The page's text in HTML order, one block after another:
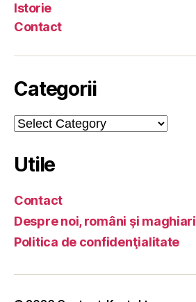
Istorie
Contact
Categorii
Categorii
Utile
Contact
Despre noi, români şi maghiari
Politica de confidenţialitate